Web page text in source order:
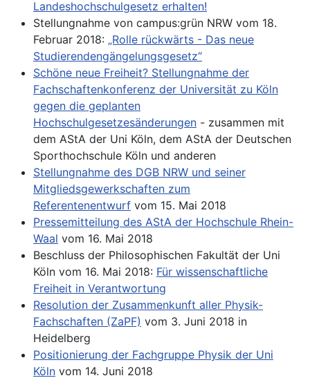
Landeshochschulgesetz erhalten!
Stellungnahme von campus:grün NRW vom 18.
Februar 2018: „Rolle rückwärts - Das neue
Studierendengängelungsgesetz“
Schöne neue Freiheit? Stellungnahme der
Fachschaftenkonferenz der Universität zu Köln
gegen die geplanten
Hochschulgesetzesänderungen - zusammen mit
dem AStA der Uni Köln, dem AStA der Deutschen
Sporthochschule Köln und anderen
Stellungnahme des DGB NRW und seiner
Mitgliedsgewerkschaften zum
Referentenentwurf vom 15. Mai 2018
Pressemitteilung des AStA der Hochschule Rhein-
Waal vom 16. Mai 2018
Beschluss der Philosophischen Fakultät der Uni
Köln vom 16. Mai 2018: Für wissenschaftliche
Freiheit in Verantwortung
Resolution der Zusammenkunft aller Physik-
Fachschaften (ZaPF) vom 3. Juni 2018 in
Heidelberg
Positionierung der Fachgruppe Physik der Uni
Köln vom 14. Juni 2018